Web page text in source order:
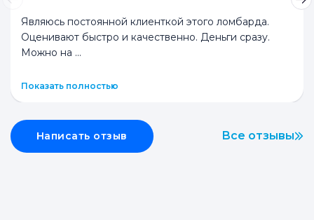
Все отзывы
Являюсь постоянной клиенткой этого ломбарда.
Оценивают быстро и качественно. Деньги сразу.
Можно на ...
Показать полностью
Написать отзыв